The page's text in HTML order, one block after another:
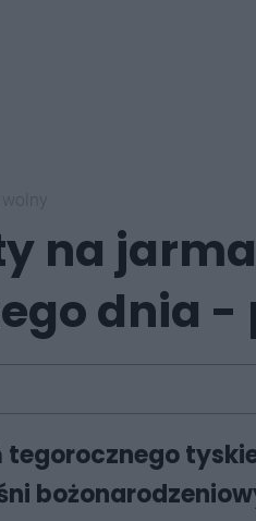
na
dnia -
tegorocznego